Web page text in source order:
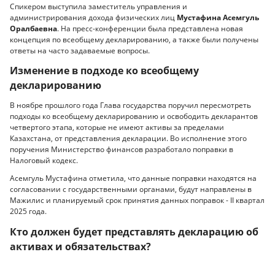
Спикером выступила заместитель управления и
администрирования дохода физических лиц Мустафина Асемгуль
Оралбаевна. На пресс-конференции была представлена новая
концепция по всеобщему декларированию, а также были получены
ответы на часто задаваемые вопросы.
Изменение в подходе ко всеобщему
декларированию
В ноябре прошлого года Глава государства поручил пересмотреть
подходы ко всеобщему декларированию и освободить декларантов
четвертого этапа, которые не имеют активы за пределами
Казахстана, от представления декларации. Во исполнение этого
поручения Министерство финансов разработало поправки в
Налоговый кодекс.
Асемгуль Мустафина отметила, что данные поправки находятся на
согласовании с государственными органами, будут направлены в
Мажилис и планируемый срок принятия данных поправок - II квартал
2025 года.
Кто должен будет представлять декларацию об
активах и обязательствах?